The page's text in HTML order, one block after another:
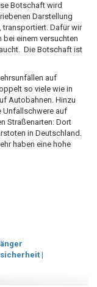
Botschaft wird
Darstellung
transportiert. Dafür wir
einem versuchten
Die Botschaft ist
auf
so viele wie in
Autobahnen. Hinzu
Unfallschwere auf
Straßenarten: Dort
in Deutschland.
haben eine hohe
|